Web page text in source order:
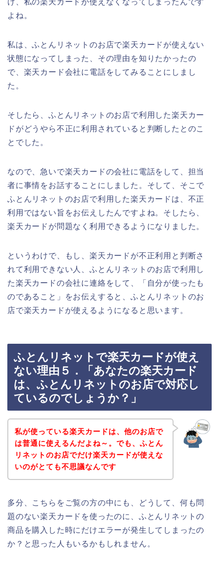
よね。
私は、ふとんリネットのお店で楽天カードが使えない
状態になってしまった、その理由を知りたかったの
で、楽天カード会社に電話をしてみることにしまし
た。
そしたら、ふとんリネットのお店で利用した楽天カー
ドがどうやら不正に利用されていると判断したとのこ
とでした。
なので、急いで楽天カードの会社に電話をして、担当
者に事情をお話することにしました。そして、そこで
ふとんリネットのお店で利用した楽天カードは、不正
利用ではない旨をお伝えしたんですよね。そしたら、
楽天カードが問題なく利用できるようになりました。
というわけで、もし、楽天カードが不正利用と判断さ
れて利用できない人、ふとんリネットのお店で利用し
た楽天カードの会社に連絡をして、「自分が使ったも
のであること」をお伝えすると、ふとんリネットのお
店で楽天カードが使えるようになると思います。
ふとんリネットで楽天カードが使え
ない理由５．「あなたの楽天カード
は、ふとんリネットのお店で対応し
ているのでしょうか？」
私が使っている楽天カードは、他のお店で
は普通に使えるんだよね～。でも、ふとん
リネットのお店でだけ楽天カードが使えな
いのがとても不思議なんです
多分、こちらをご覧の方の中にも、どうして、何も問
題のない楽天カードを使ったのに、ふとんリネットの
商品を購入した時にだけエラーが発生してしまったの
か？と思った人もいるかもしれません。